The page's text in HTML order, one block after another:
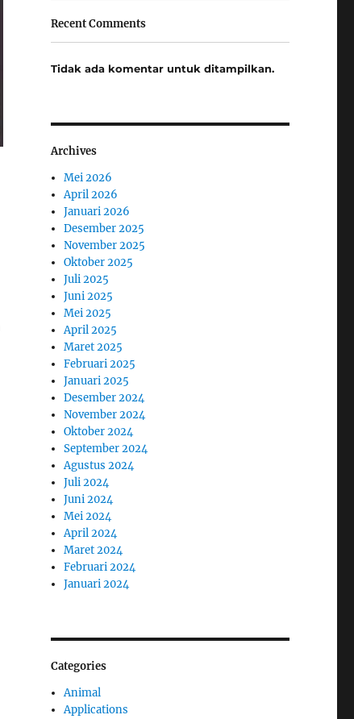
Recent Comments
Tidak ada komentar untuk ditampilkan.
Archives
Mei 2026
April 2026
Januari 2026
Desember 2025
November 2025
Oktober 2025
Juli 2025
Juni 2025
Mei 2025
April 2025
Maret 2025
Februari 2025
Januari 2025
Desember 2024
November 2024
Oktober 2024
September 2024
Agustus 2024
Juli 2024
Juni 2024
Mei 2024
April 2024
Maret 2024
Februari 2024
Januari 2024
Categories
Animal
Applications